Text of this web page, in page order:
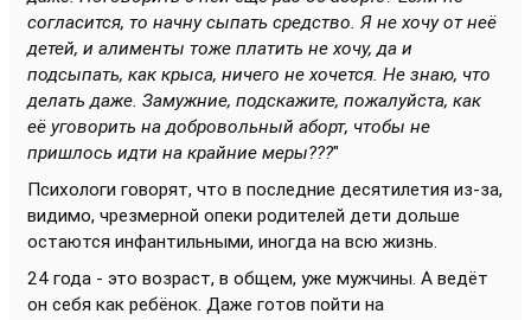
согласится, то начну сыпать средство. Я не хочу от неё
детей, и алименты тоже платить не хочу, да и
подсыпать, как крыса, ничего не хочется. Не знаю, что
делать даже. Замужние, подскажите, пожалуйста, как
её уговорить на добровольный аборт, чтобы не
пришлось идти на крайние меры???"
Психологи говорят, что в последние десятилетия из-за,
видимо, чрезмерной опеки родителей дети дольше
остаются инфантильными, иногда на всю жизнь.
24 года - это возраст, в общем, уже мужчины. А ведёт
он себя как ребёнок. Даже готов пойти на